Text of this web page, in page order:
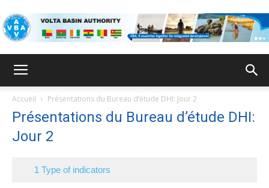
Accueil Présentations du Bureau d’étude DHI: Jour 2
Présentations du Bureau d’étude DHI:
Jour 2
1 Type of indicators